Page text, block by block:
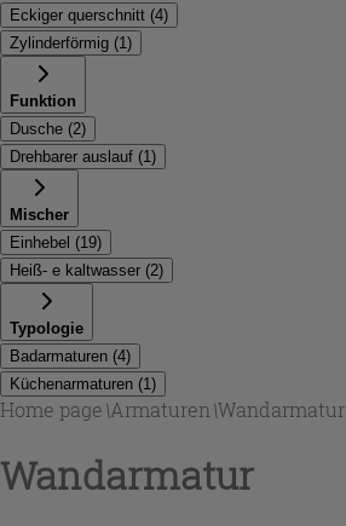
Eckiger querschnitt (4)
Zylinderförmig (1)
Funktion
Dusche (2)
Drehbarer auslauf (1)
Mischer
Einhebel (19)
Heiß- e kaltwasser (2)
Typologie
Badarmaturen (4)
Küchenarmaturen (1)
Home page\Armaturen \Wandarmatur
Wandarmatur